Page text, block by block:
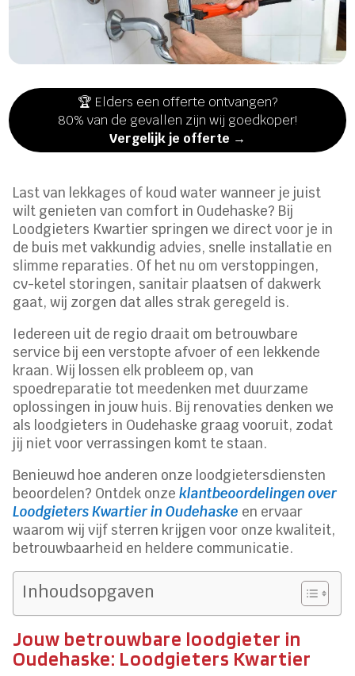
🏆 Elders een offerte ontvangen?
80% van de gevallen zijn wij goedkoper!
Vergelijk je offerte →
Last van lekkages of koud water wanneer je juist
wilt genieten van comfort in Oudehaske? Bij
Loodgieters Kwartier springen we direct voor je in
de buis met vakkundig advies, snelle installatie en
slimme reparaties. Of het nu om verstoppingen,
cv-ketel storingen, sanitair plaatsen of dakwerk
gaat, wij zorgen dat alles strak geregeld is.
Iedereen uit de regio draait om betrouwbare
service bij een verstopte afvoer of een lekkende
kraan. Wij lossen elk probleem op, van
spoedreparatie tot meedenken met duurzame
oplossingen in jouw huis. Bij renovaties denken we
als loodgieters in Oudehaske graag vooruit, zodat
jij niet voor verrassingen komt te staan.
Benieuwd hoe anderen onze loodgietersdiensten
beoordelen? Ontdek onzeklantbeoordelingen over
Loodgieters Kwartier in Oudehaske en ervaar
waarom wij vijf sterren krijgen voor onze kwaliteit,
betrouwbaarheid en heldere communicatie.
Inhoudsopgaven
Jouw betrouwbare loodgieter in
Oudehaske: Loodgieters Kwartier